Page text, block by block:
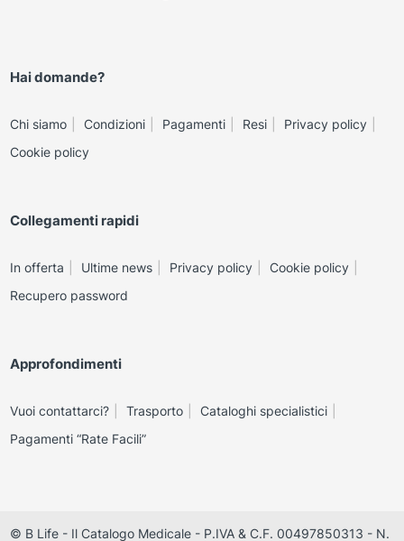
Hai domande?
Chi siamo Condizioni Pagamenti Resi
Privacy policy
Cookie policy
Collegamenti rapidi
In offerta Ultime news Privacy policy
Cookie policy
Recupero password
Approfondimenti
Vuoi contattarci? Trasporto
Cataloghi specialistici
Pagamenti “Rate Facili”
© B Life - Il Catalogo Medicale - P.IVA & C.F. 00497850313 - N.